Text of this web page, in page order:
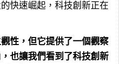
快速崛起，科技創新正在
性，但它提供了一個觀察
也讓我們看到了科技創新